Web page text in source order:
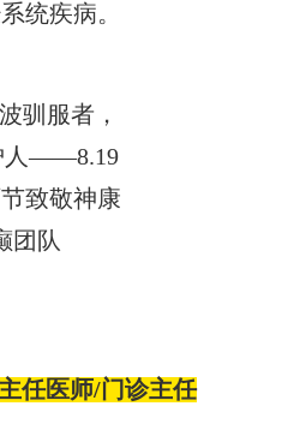
统疾病。
任医师/门诊主任